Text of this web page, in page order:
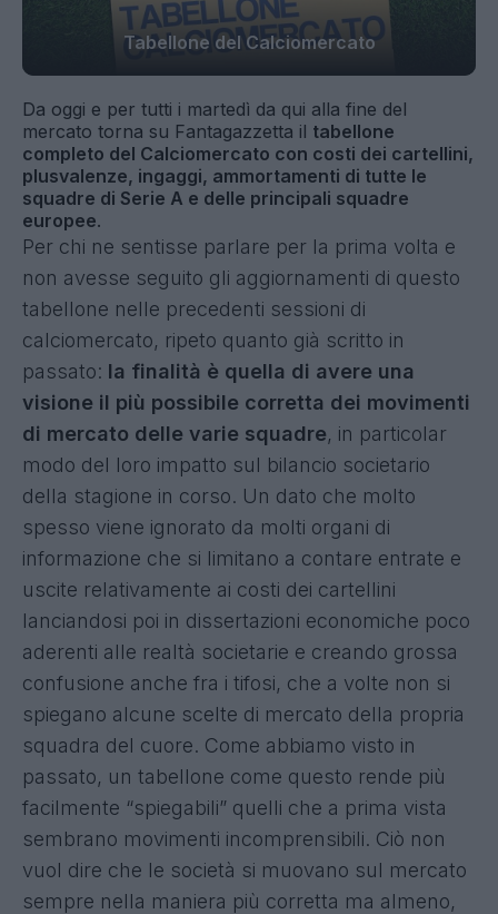
Tabellone del Calciomercato
Da oggi e per tutti i martedì da qui alla fine del
mercato torna su Fantagazzetta il tabellone
completo del Calciomercato con costi dei cartellini,
plusvalenze, ingaggi, ammortamenti di tutte le
squadre di Serie A e delle principali squadre
europee.
Per chi ne sentisse parlare per la prima volta e
non avesse seguito gli aggiornamenti di questo
tabellone nelle precedenti sessioni di
calciomercato, ripeto quanto già scritto in
passato: la finalità è quella di avere una
visione il più possibile corretta dei movimenti
di mercato delle varie squadre, in particolar
modo del loro impatto sul bilancio societario
della stagione in corso. Un dato che molto
spesso viene ignorato da molti organi di
informazione che si limitano a contare entrate e
uscite relativamente ai costi dei cartellini
lanciandosi poi in dissertazioni economiche poco
aderenti alle realtà societarie e creando grossa
confusione anche fra i tifosi, che a volte non si
spiegano alcune scelte di mercato della propria
squadra del cuore. Come abbiamo visto in
passato, un tabellone come questo rende più
facilmente “spiegabili” quelli che a prima vista
sembrano movimenti incomprensibili. Ciò non
vuol dire che le società si muovano sul mercato
sempre nella maniera più corretta ma almeno,